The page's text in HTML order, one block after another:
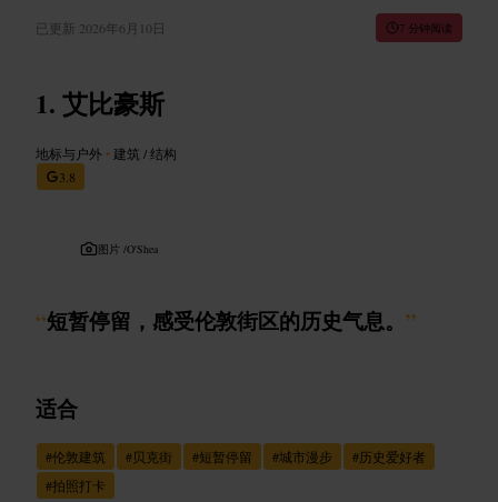
已更新 2026年6月10日 7 分钟阅读
艾比豪斯
地标与户外 • 建筑 / 结构
3.8
图片 /O'Shea
“短暂停留，感受伦敦街区的历史气息。 ”
适合
#伦敦建筑 #贝克街 #短暂停留 #城市漫步 #历史爱好者
#拍照打卡